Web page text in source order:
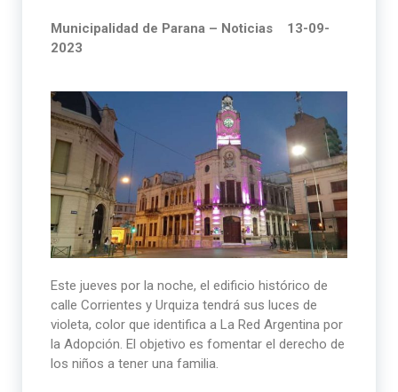
Municipalidad de Parana – Noticias 13-09-
2023
Este jueves por la noche, el edificio histórico de
calle Corrientes y Urquiza tendrá sus luces de
violeta, color que identifica a La Red Argentina por
la Adopción. El objetivo es fomentar el derecho de
los niños a tener una familia.